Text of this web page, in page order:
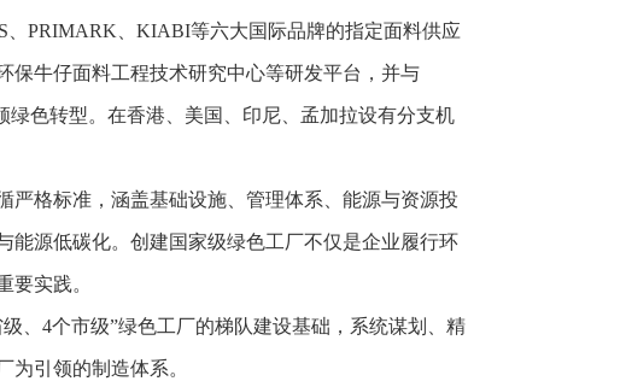
PRIMARK、KIABI等六大国际品牌的指定面料供应
保牛仔面料工程技术研究中心等研发平台，并与
色转型。在香港、美国、印尼、孟加拉设有分支机
严格标准，涵盖基础设施、管理体系、能源与资源投
能源低碳化。创建国家级绿色工厂不仅是企业履行环
要实践。
、4个市级”绿色工厂的梯队建设基础，系统谋划、精
引领的制造体系。